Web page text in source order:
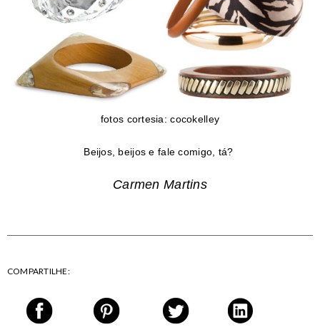
fotos cortesia: cocokelley
Beijos, beijos e fale comigo, tá?
Carmen Martins
COMPARTILHE: